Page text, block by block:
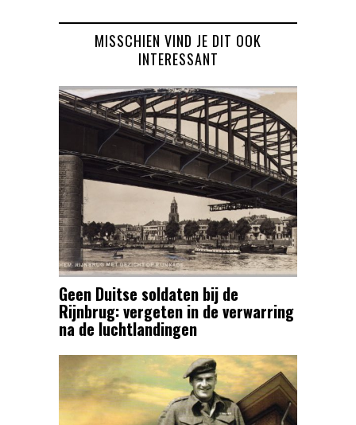
MISSCHIEN VIND JE DIT OOK
INTERESSANT
Geen Duitse soldaten bij de
Rijnbrug: vergeten in de verwarring
na de luchtlandingen